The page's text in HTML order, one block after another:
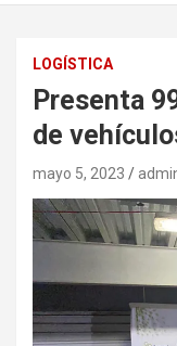
LOGÍSTICA
Presenta
de
mayo 5, 2023